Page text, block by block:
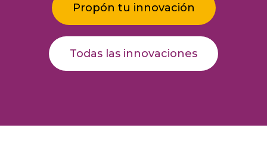
Propón tu innovación
Todas las innovaciones